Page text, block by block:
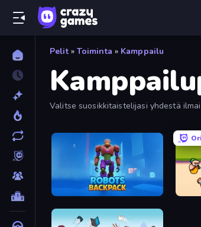
Pelit » Toiminta » Kamppailu
Valitse suosikkitaistelijasi yhdestä
Robots Backpack